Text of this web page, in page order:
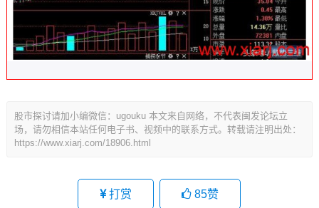
股市探讨请加小编微信：ugouku 本文来自网络，不代表闽发论坛立
场，请勿相信本站任何电子书、视频中的联系方式。转载请注明出处：
https://www.xiarj.com/18906.html
打赏 85赞